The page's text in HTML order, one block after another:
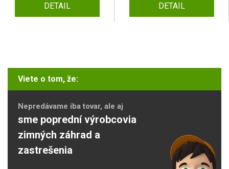
DETAIL DETAIL
Viete o tom, že:
Nepredávame iba tovar, ale aj
sme poprední výrobcovia
zimných záhrad a
zastrešenia